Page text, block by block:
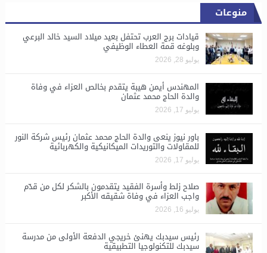
منوعات
قيادات برج العرب تحتفل بعيد ميلاد السيد خالد البرعي
وبلوغه قمة العطاء الوظيفي
يوليو 28, 2026
المهندس أيمن هيبة يتقدم بخالص العزاء في وفاة
والدة الحاج محمد عثمان
يوليو 17, 2026
باور نيوز ينعى والدة الحاج محمد عثمان رئيس شركة النور
للمقاولات والتوريدات الميكانيكية والكهربائية
يوليو 17, 2026
صلاح زلط وأسرة الفقيد يتقدمون بالشكر لكل من قدّم
واجب العزاء في وفاة شقيقه الأكبر
يوليو 16, 2026
رئيس سيدبك يهنئ خريجي الدفعة الأولى من مدرسة
سيدبك للتكنولوجيا التطبيقية